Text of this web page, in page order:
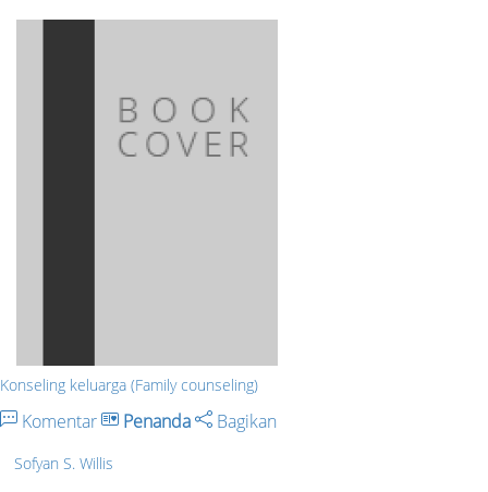
Konseling keluarga (Family counseling)
Komentar Penanda Bagikan
Sofyan S. Willis